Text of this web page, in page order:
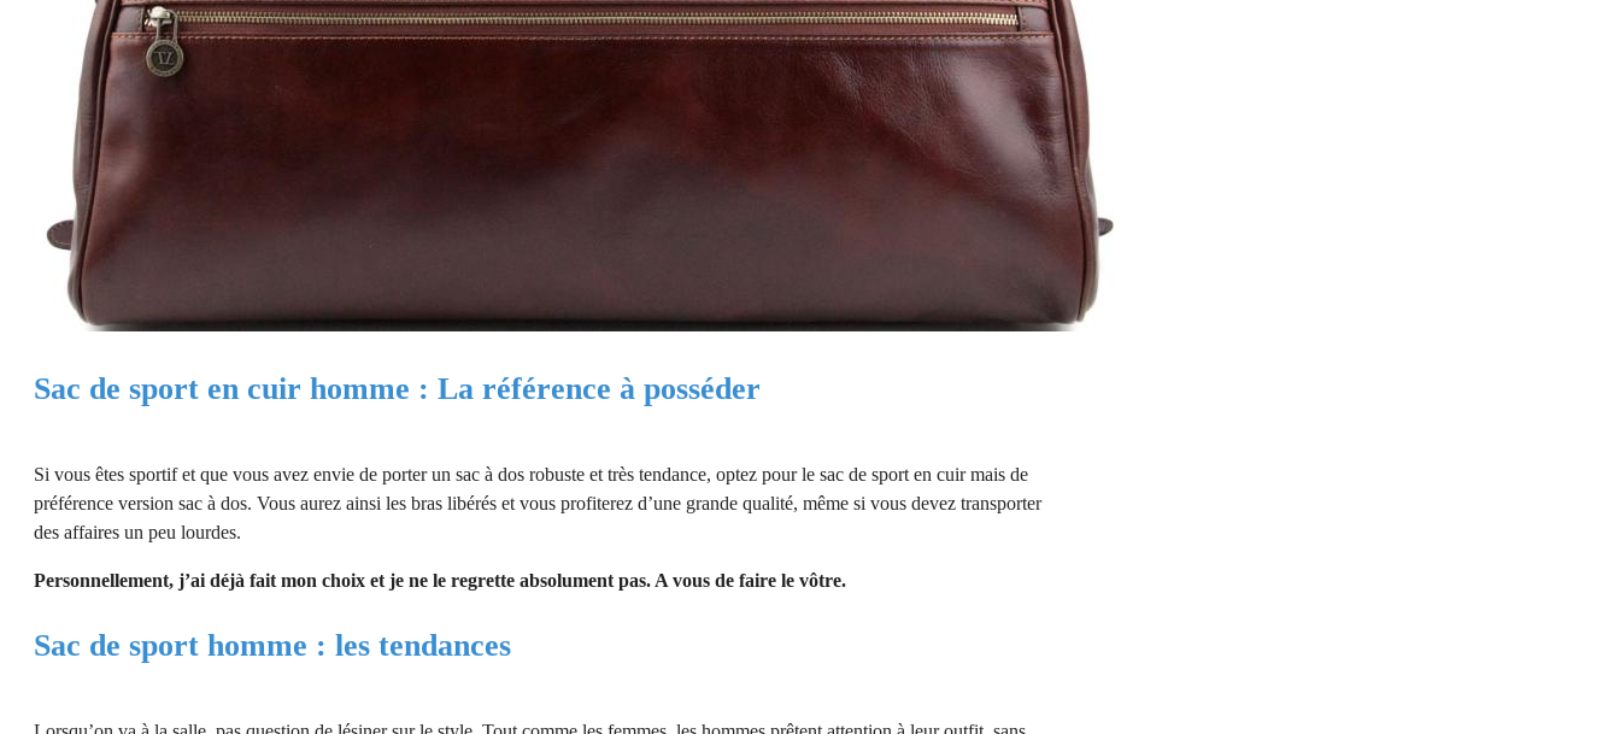
Sac de sport en cuir homme : La référence à posséder
Si vous êtes sportif et que vous avez envie de porter un sac à dos robuste et très tendance, optez pour le sac de sport en cuir mais de
préférence version sac à dos. Vous aurez ainsi les bras libérés et vous profiterez d’une grande qualité, même si vous devez transporter
des affaires un peu lourdes.
Personnellement, j’ai déjà fait mon choix et je ne le regrette absolument pas. A vous de faire le vôtre.
Sac de sport homme : les tendances